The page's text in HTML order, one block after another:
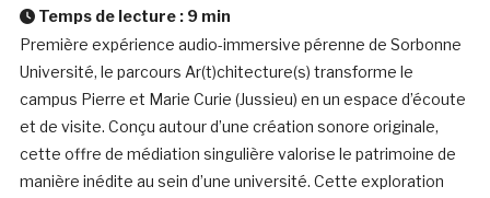
Temps de lecture : 9 min
Première expérience audio-immersive pérenne de Sorbonne
Université, le parcours Ar(t)chitecture(s) transforme le
campus Pierre et Marie Curie (Jussieu) en un espace d’écoute
et de visite. Conçu autour d’une création sonore originale,
cette offre de médiation singulière valorise le patrimoine de
manière inédite au sein d’une université. Cette exploration